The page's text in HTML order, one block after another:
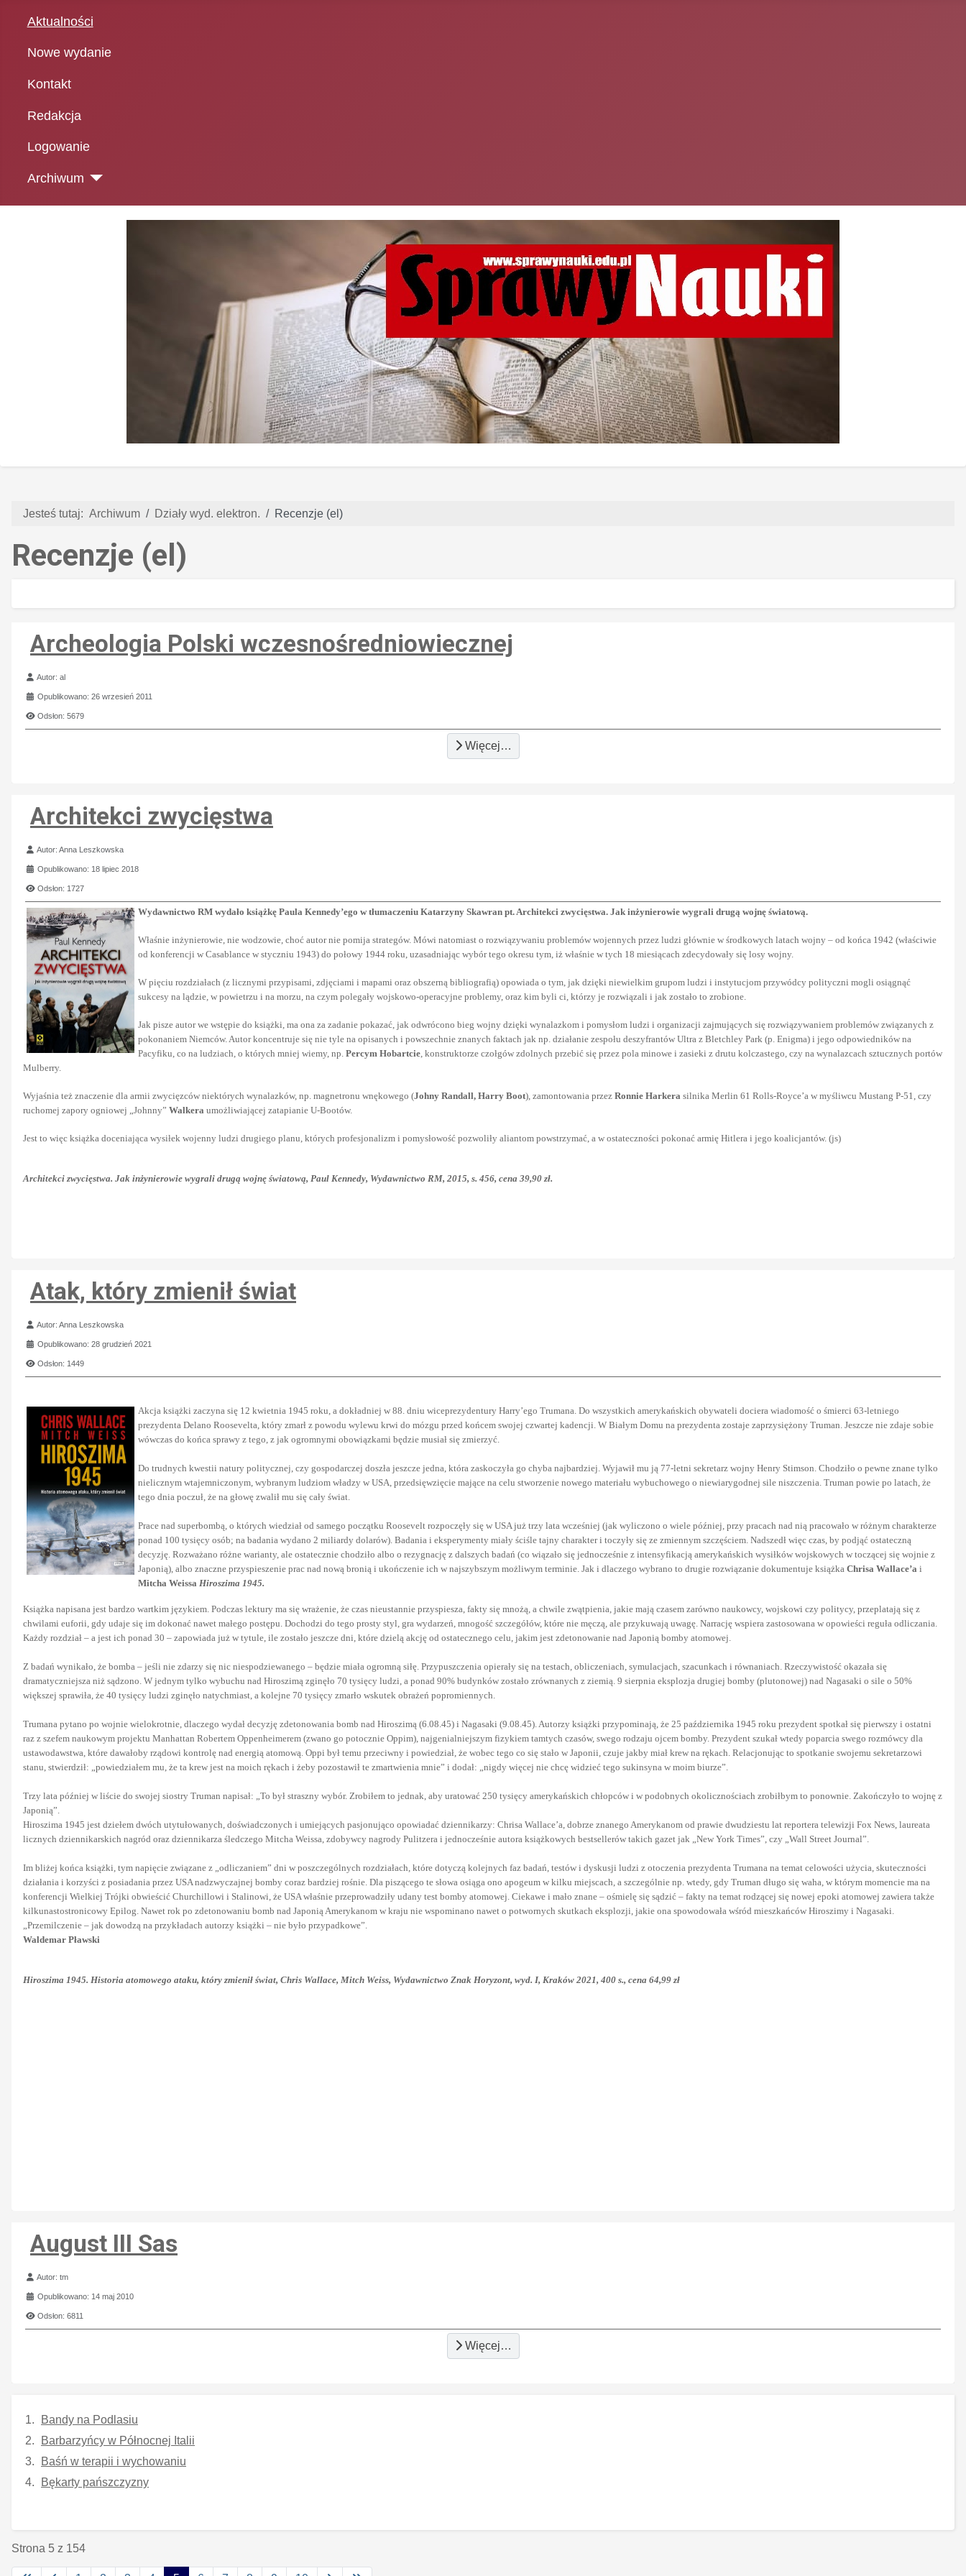
Aktualności
Nowe wydanie
Kontakt
Redakcja
Logowanie
Archiwum
Jesteś tutaj: Archiwum Działy wyd. elektron. Recenzje (el)
Recenzje (el)
Archeologia Polski wczesnośredniowiecznej
Szczegóły
Autor:al
Opublikowano: 26 wrzesień 2011
Odsłon: 5679
Więcej…
Architekci zwycięstwa
Szczegóły
Autor:Anna Leszkowska
Opublikowano: 18 lipiec 2018
Odsłon: 1727
Wydawnictwo RM wydało książkę Paula Kennedy’ego w tłumaczeniu Katarzyny Skawran pt. Architekci zwycięstwa. Jak inżynierowie wygrali drugą wojnę światową.
Właśnie inżynierowie, nie wodzowie, choć autor nie pomija strategów. Mówi natomiast o rozwiązywaniu problemów wojennych przez ludzi głównie w środkowych latach wojny – od końca 1942 (właściwie
od konferencji w Casablance w styczniu 1943) do połowy 1944 roku, uzasadniając wybór tego okresu tym, iż właśnie w tych 18 miesiącach zdecydowały się losy wojny.
W pięciu rozdziałach (z licznymi przypisami, zdjęciami i mapami oraz obszerną bibliografią) opowiada o tym, jak dzięki niewielkim grupom ludzi i instytucjom przywódcy polityczni mogli osiągnąć
sukcesy na lądzie, w powietrzu i na morzu, na czym polegały wojskowo-operacyjne problemy, oraz kim byli ci, którzy je rozwiązali i jak zostało to zrobione.
Jak pisze autor we wstępie do książki, ma ona za zadanie pokazać, jak odwrócono bieg wojny dzięki wynalazkom i pomysłom ludzi i organizacji zajmujących się rozwiązywaniem problemów związanych z
pokonaniem Niemców. Autor koncentruje się nie tyle na opisanych i powszechnie znanych faktach jak np. działanie zespołu deszyfrantów Ultra z Bletchley Park (p. Enigma) i jego odpowiedników na
Pacyfiku, co na ludziach, o których mniej wiemy, np. Percym Hobartcie , konstruktorze czołgów zdolnych przebić się przez pola minowe i zasieki z drutu kolczastego, czy na wynalazcach sztucznych portów
Mulberry.
Wyjaśnia też znaczenie dla armii zwycięzców niektórych wynalazków, np. magnetronu wnękowego (Johny Randall, Harry Boot), zamontowania przez Ronnie Harkera silnika Merlin 61 Rolls-Royce’a w myśliwcu Mustang P-51, czy
ruchomej zapory ogniowej „Johnny” Walkera umożliwiającej zatapianie U-Bootów.
Jest to więc książka doceniająca wysiłek wojenny ludzi drugiego planu, których profesjonalizm i pomysłowość pozwoliły aliantom powstrzymać, a w ostateczności pokonać armię Hitlera i jego koalicjantów. (js)
Architekci zwycięstwa. Jak inżynierowie wygrali drugą wojnę światową, Paul Kennedy, Wydawnictwo RM, 2015, s. 456, cena 39,90 zł.
Atak, który zmienił świat
Szczegóły
Autor:Anna Leszkowska
Opublikowano: 28 grudzień 2021
Odsłon: 1449
Akcja książki zaczyna się 12 kwietnia 1945 roku, a dokładniej w 88. dniu wiceprezydentury Harry’ego Trumana. Do wszystkich amerykańskich obywateli dociera wiadomość o śmierci 63-letniego
prezydenta Delano Roosevelta, który zmarł z powodu wylewu krwi do mózgu przed końcem swojej czwartej kadencji. W Białym Domu na prezydenta zostaje zaprzysiężony Truman. Jeszcze nie zdaje sobie
wówczas do końca sprawy z tego, z jak ogromnymi obowiązkami będzie musiał się zmierzyć.
Do trudnych kwestii natury politycznej, czy gospodarczej doszła jeszcze jedna, która zaskoczyła go chyba najbardziej. Wyjawił mu ją 77-letni sekretarz wojny Henry Stimson. Chodziło o pewne znane tylko
nielicznym wtajemniczonym, wybranym ludziom władzy w USA, przedsięwzięcie mające na celu stworzenie nowego materiału wybuchowego o niewiarygodnej sile niszczenia. Truman powie po latach, że
tego dnia poczuł, że na głowę zwalił mu się cały świat.
Prace nad superbombą, o których wiedział od samego początku Roosevelt rozpoczęły się w USA już trzy lata wcześniej (jak wyliczono o wiele później, przy pracach nad nią pracowało w różnym charakterze
ponad 100 tysięcy osób; na badania wydano 2 miliardy dolarów). Badania i eksperymenty miały ściśle tajny charakter i toczyły się ze zmiennym szczęściem. Nadszedł więc czas, by podjąć ostateczną
decyzję. Rozważano różne warianty, ale ostatecznie chodziło albo o rezygnację z dalszych badań (co wiązało się jednocześnie z intensyfikacją amerykańskich wysiłków wojskowych w toczącej się wojnie z
Japonią), albo znaczne przyspieszenie prac nad nową bronią i ukończenie ich w najszybszym możliwym terminie. Jak i dlaczego wybrano to drugie rozwiązanie dokumentuje książka Chrisa Wallace’a i
Mitcha Weissa Hiroszima 1945.
Książka napisana jest bardzo wartkim językiem. Podczas lektury ma się wrażenie, że czas nieustannie przyspiesza, fakty się mnożą, a chwile zwątpienia, jakie mają czasem zarówno naukowcy, wojskowi czy politycy, przeplatają się z
chwilami euforii, gdy udaje się im dokonać nawet małego postępu. Dochodzi do tego prosty styl, gra wydarzeń, mnogość szczegółów, które nie męczą, ale przykuwają uwagę. Narrację wspiera zastosowana w opowieści reguła odliczania.
Każdy rozdział – a jest ich ponad 30 – zapowiada już w tytule, ile zostało jeszcze dni, które dzielą akcję od ostatecznego celu, jakim jest zdetonowanie nad Japonią bomby atomowej.
Z badań wynikało, że bomba – jeśli nie zdarzy się nic niespodziewanego – będzie miała ogromną siłę. Przypuszczenia opierały się na testach, obliczeniach, symulacjach, szacunkach i równaniach. Rzeczywistość okazała się
dramatyczniejsza niż sądzono. W jednym tylko wybuchu nad Hiroszimą zginęło 70 tysięcy ludzi, a ponad 90% budynków zostało zrównanych z ziemią. 9 sierpnia eksplozja drugiej bomby (plutonowej) nad Nagasaki o sile o 50%
większej sprawiła, że 40 tysięcy ludzi zginęło natychmiast, a kolejne 70 tysięcy zmarło wskutek obrażeń popromiennych.
Trumana pytano po wojnie wielokrotnie, dlaczego wydał decyzję zdetonowania bomb nad Hiroszimą (6.08.45) i Nagasaki (9.08.45). Autorzy książki przypominają, że 25 października 1945 roku prezydent spotkał się pierwszy i ostatni
raz z szefem naukowym projektu Manhattan Robertem Oppenheimerem (zwano go potocznie Oppim), najgenialniejszym fizykiem tamtych czasów, swego rodzaju ojcem bomby. Prezydent szukał wtedy poparcia swego rozmówcy dla
ustawodawstwa, które dawałoby rządowi kontrolę nad energią atomową. Oppi był temu przeciwny i powiedział, że wobec tego co się stało w Japonii, czuje jakby miał krew na rękach. Relacjonując to spotkanie swojemu sekretarzowi
stanu, stwierdził: „powiedziałem mu, że ta krew jest na moich rękach i żeby pozostawił te zmartwienia mnie” i dodał: „nigdy więcej nie chcę widzieć tego sukinsyna w moim biurze”.
Trzy lata później w liście do swojej siostry Truman napisał: „To był straszny wybór. Zrobiłem to jednak, aby uratować 250 tysięcy amerykańskich chłopców i w podobnych okolicznościach zrobiłbym to ponownie. Zakończyło to wojnę z
Japonią”.
Hiroszima 1945 jest dziełem dwóch utytułowanych, doświadczonych i umiejących pasjonująco opowiadać dziennikarzy: Chrisa Wallace’a, dobrze znanego Amerykanom od prawie dwudziestu lat reportera telewizji Fox News, laureata
licznych dziennikarskich nagród oraz dziennikarza śledczego Mitcha Weissa, zdobywcy nagrody Pulitzera i jednocześnie autora książkowych bestsellerów takich gazet jak „New York Times”, czy „Wall Street Journal”.
Im bliżej końca książki, tym napięcie związane z „odliczaniem” dni w poszczególnych rozdziałach, które dotyczą kolejnych faz badań, testów i dyskusji ludzi z otoczenia prezydenta Trumana na temat celowości użycia, skuteczności
działania i korzyści z posiadania przez USA nadzwyczajnej bomby coraz bardziej rośnie. Dla piszącego te słowa osiąga ono apogeum w kilku miejscach, a szczególnie np. wtedy, gdy Truman długo się waha, w którym momencie ma na
konferencji Wielkiej Trójki obwieścić Churchillowi i Stalinowi, że USA właśnie przeprowadziły udany test bomby atomowej. Ciekawe i mało znane – ośmielę się sądzić – fakty na temat rodzącej się nowej epoki atomowej zawiera także
kilkunastostronicowy Epilog. Nawet rok po zdetonowaniu bomb nad Japonią Amerykanom w kraju nie wspominano nawet o potwornych skutkach eksplozji, jakie ona spowodowała wśród mieszkańców Hiroszimy i Nagasaki.
„Przemilczenie – jak dowodzą na przykładach autorzy książki – nie było przypadkowe”.
Waldemar Pławski
Hiroszima 1945. Historia atomowego ataku, który zmienił świat, Chris Wallace, Mitch Weiss, Wydawnictwo Znak Horyzont, wyd. I, Kraków 2021, 400 s., cena 64,99 zł
August III Sas
Szczegóły
Autor:tm
Opublikowano: 14 maj 2010
Odsłon: 6811
Więcej…
Bandy na Podlasiu
Barbarzyńcy w Północnej Italii
Baśń w terapii i wychowaniu
Bękarty pańszczyzny
Strona 5 z 154